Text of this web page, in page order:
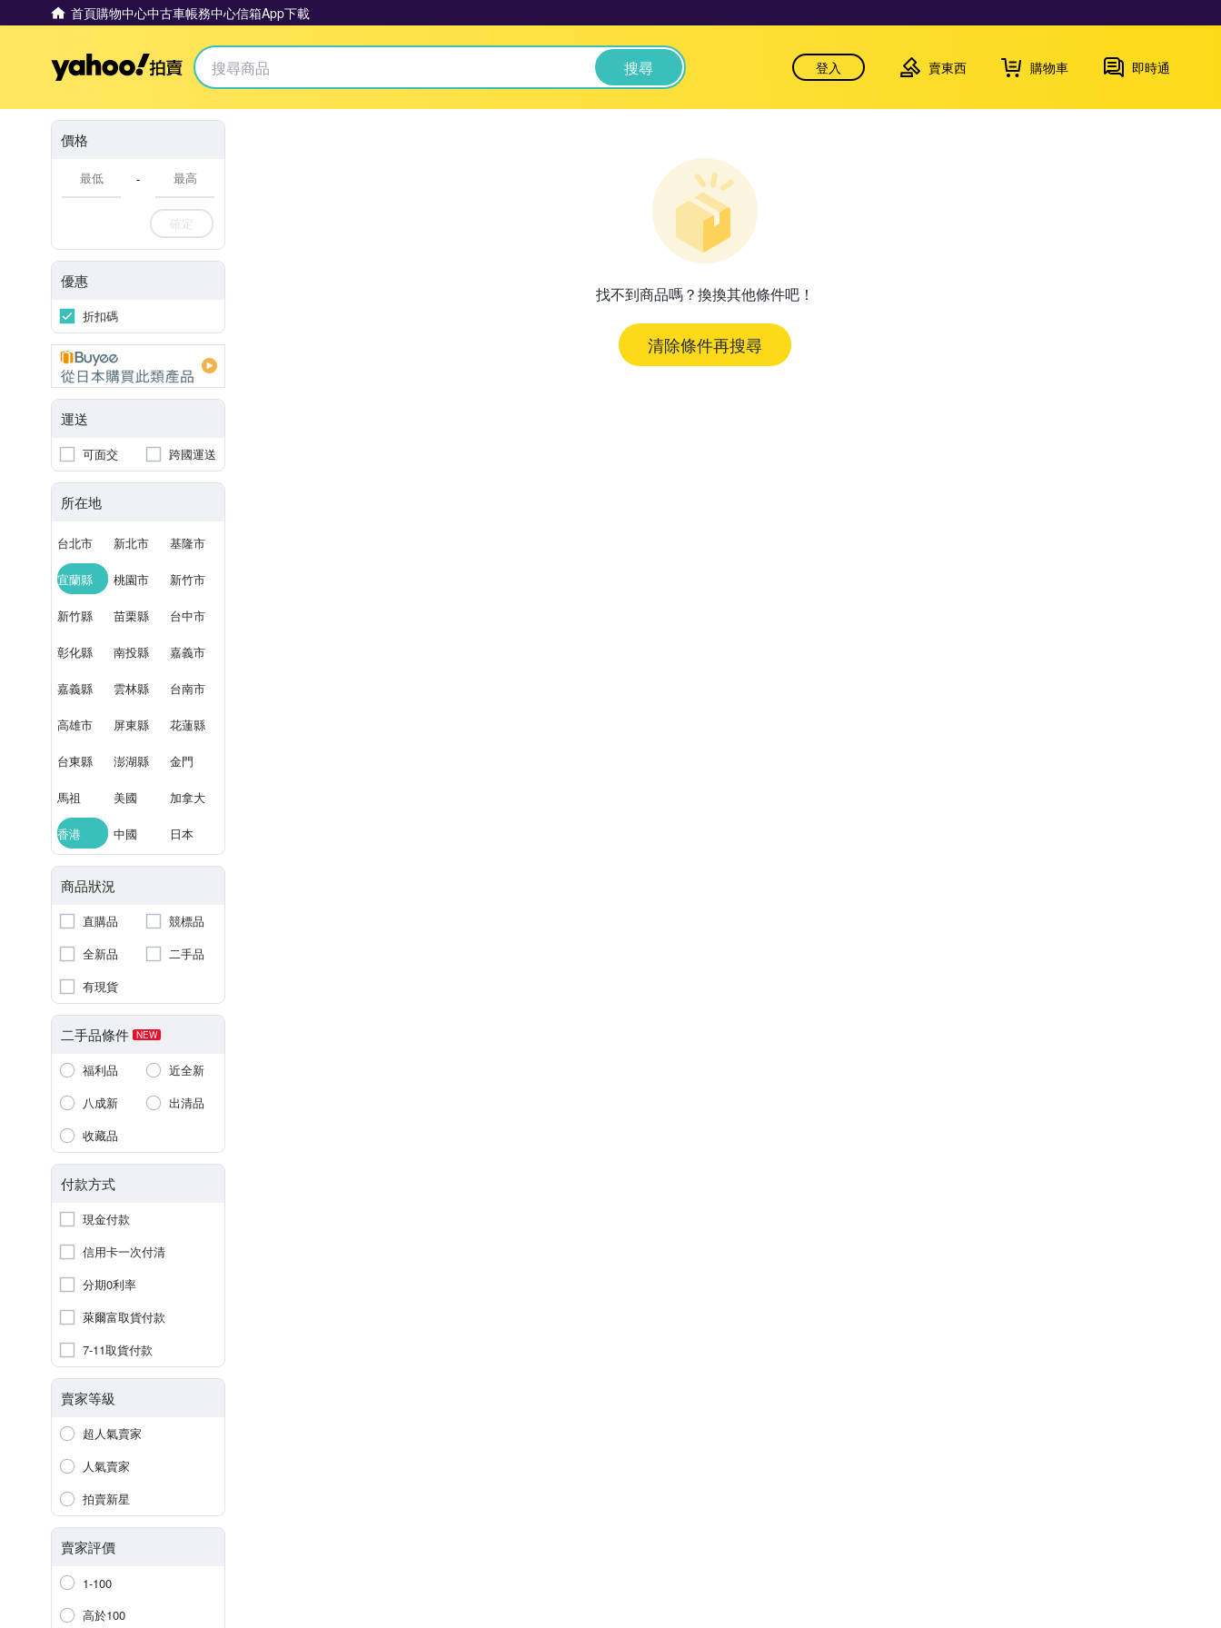
首頁購物中心中古車帳務中心信箱App下載
Yahoo拍賣 搜尋 登入 賣東西 購物車 即時通
價格
-
確定
優惠
折扣碼
運送
可面交 跨國運送
所在地
台北市 新北市 基隆市
宜蘭縣 桃園市 新竹市
新竹縣 苗栗縣 台中市
彰化縣 南投縣 嘉義市
嘉義縣 雲林縣 台南市
高雄市 屏東縣 花蓮縣
台東縣 澎湖縣 金門
馬祖 美國 加拿大
香港 中國 日本
商品狀況
直購品
競標品
全新品
二手品
有現貨
二手品條件 NEW
福利品
近全新
八成新
出清品
收藏品
付款方式
現金付款
信用卡一次付清
分期0利率
萊爾富取貨付款
7-11取貨付款
賣家等級
超人氣賣家
人氣賣家
拍賣新星
賣家評價
1-100
高於100
找不到商品嗎？換換其他條件吧！
清除條件再搜尋